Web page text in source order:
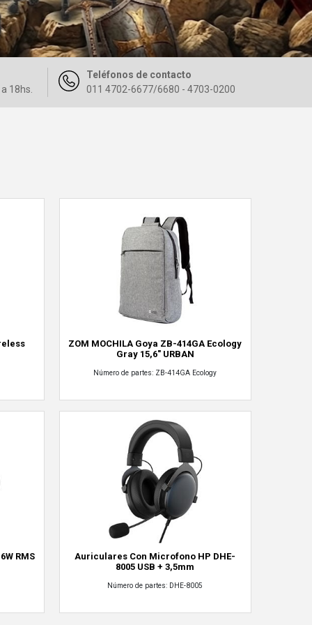
18hs.
Teléfonos de contacto
011 4702-6677/6680 - 4703-0200
ZOM MOCHILA Goya ZB-414GA Ecology
Gray 15,6" URBAN
Número de partes: ZB-414GA Ecology
RMS
Auriculares Con Microfono HP DHE-
8005 USB + 3,5mm
Número de partes: DHE-8005